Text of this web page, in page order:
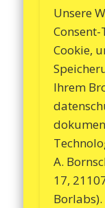
Unsere
Cookie,
Ihrem
A.
17,
Borlabs).